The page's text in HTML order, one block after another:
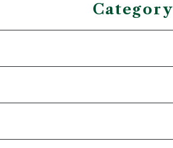
Category